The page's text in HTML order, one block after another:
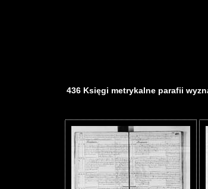
436 Księgi metrykalne parafii